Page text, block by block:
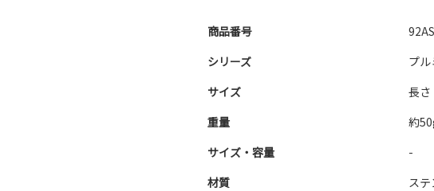
商品番号
シリーズ
プル
サイズ
長
重量
約
サイズ・容量
-
材質
ステ